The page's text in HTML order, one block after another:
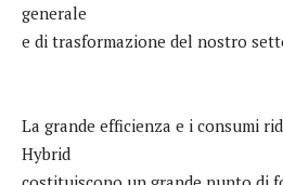
generale
e di trasformazione del nostro
La grande efficienza e i consumi
Hybrid